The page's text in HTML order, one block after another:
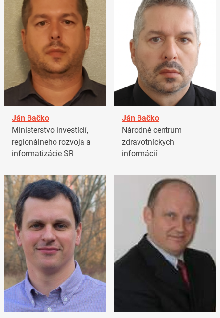
Ján Bačko
Ministerstvo investícií,
regionálneho rozvoja a
informatizácie SR
Ján Bačko
Národné centrum
zdravotníckych
informácií